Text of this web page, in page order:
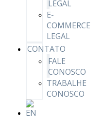
LEGAL
E-
COMMERCE
LEGAL
CONTATO
FALE
CONOSCO
TRABALHE
CONOSCO